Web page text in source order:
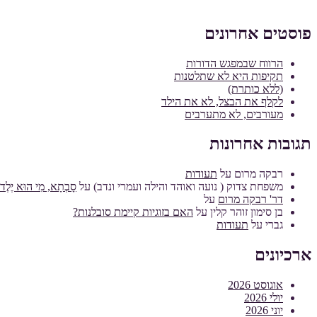
פוסטים אחרונים
הרווח שבמפגש הדורות
תקיפות היא לא שתלטנות
(ללא כותרת)
לקלף את הבצל, לא את הילד
מעורבים, לא מתערבים
תגובות אחרונות
רבקה מרום על תעודות
משפחת צדוק ( נועה ואוהד והילה ועמרי ונדב) על סָבְתָא, מִי הוּא
דר' רבקה מרום על
בן סימון זוהר קלין על האם בזוגיות קיימת סובלנות?
גברי על תעודות
ארכיונים
אוגוסט 2026
יולי 2026
יוני 2026